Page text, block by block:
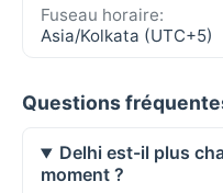
Fuseau horaire:
Asia/Kolkata (UTC+5)
Questions
Delhi est-il plus
moment ?